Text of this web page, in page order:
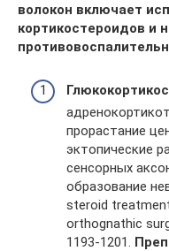
волокон включает
кортикостероидов и
прорастание
эктопические
сенсорных
образование
steroid
orthognathic
1193-1201.